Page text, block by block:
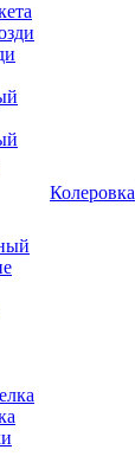
Колеровка